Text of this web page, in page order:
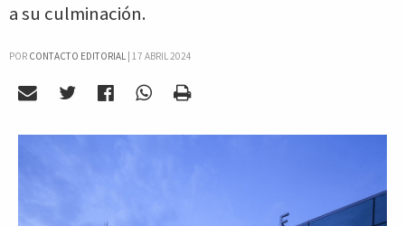
a su culminación.
POR CONTACTO EDITORIAL| 17 ABRIL 2024